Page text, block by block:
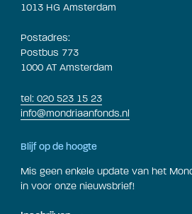
1013 HG Amsterdam
Postadres:
Postbus 773
1000 AT Amsterdam
tel: 020 523 15 23
info@mondriaanfonds.nl
Blijf op de hoogte
Mis geen enkele update van het
in voor onze nieuwsbrief!